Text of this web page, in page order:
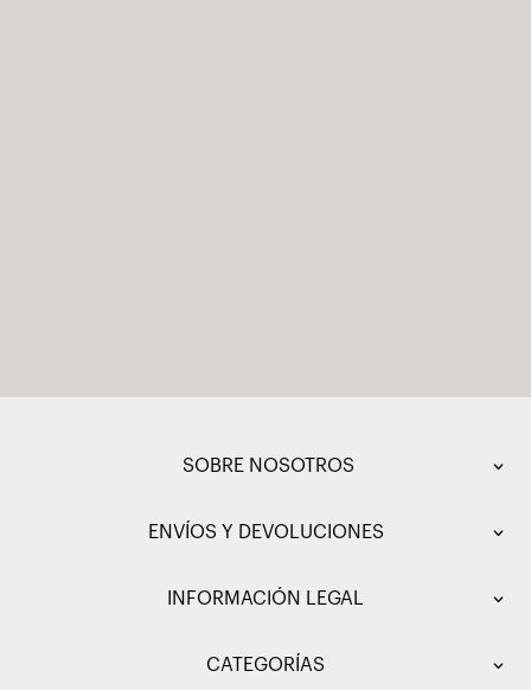
SOBRE NOSOTROS
ENVÍOS Y DEVOLUCIONES
INFORMACIÓN LEGAL
CATEGORÍAS